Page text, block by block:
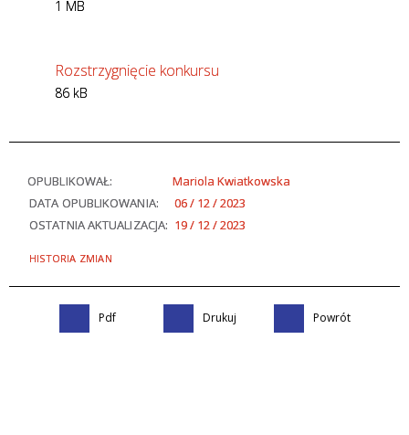
1 MB
Rozstrzygnięcie konkursu
86 kB
OPUBLIKOWAŁ:
Mariola Kwiatkowska
DATA OPUBLIKOWANIA:
06 / 12 / 2023
OSTATNIA AKTUALIZACJA: 19 / 12 / 2023
HISTORIA ZMIAN
Pdf Drukuj Powrót